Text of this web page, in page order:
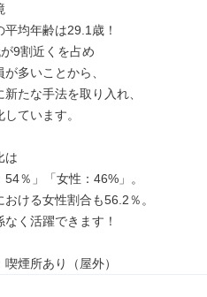
均年齢は29.1歳！
9割近くを占め
多いことから、
新たな手法を取り入れ、
しています。
は
54％」「女性：46%」。
おける女性割合も56.2％。
なく活躍できます！
喫煙所あり（屋外）